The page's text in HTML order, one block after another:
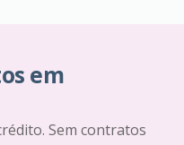
em
Sem contratos